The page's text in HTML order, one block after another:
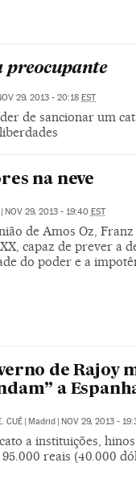
preocupante
29, 2013 - 20:18EST
de sancionar um
liberdades
na neve
| NOV 29, 2013 - 19:40 EST
de Amos Oz,
capaz de prever a
do poder e a
de Rajoy
a
CUÉ | Madrid | NOV 29, 2013 -
a instituições,
reais (40.000